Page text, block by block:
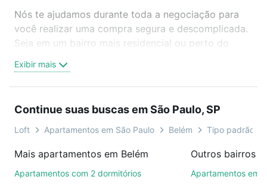
Nós te ajudamos durante toda a negociação para
você realizar uma compra segura e descomplicada.
Seja em um bairro mais residencial ou perto do
oferta ideal de Apartamentos com 1 vaga à venda
em Belém, São Paulo, SP para conquistar seu sonho.
é grátis, sem compromisso e você ainda conta com
mais de 46 mil corretores e imobiliárias te ajudando
Como escolher um imóvel?
Exibir mais
Continue suas buscas em São Paulo, SP
Loft Apartamentos em São Paulo Belém Tipo padrão,
Mais apartamentos em Belém
Apartamentos com 2 dormitórios
Outros bairros
Apartamentos em